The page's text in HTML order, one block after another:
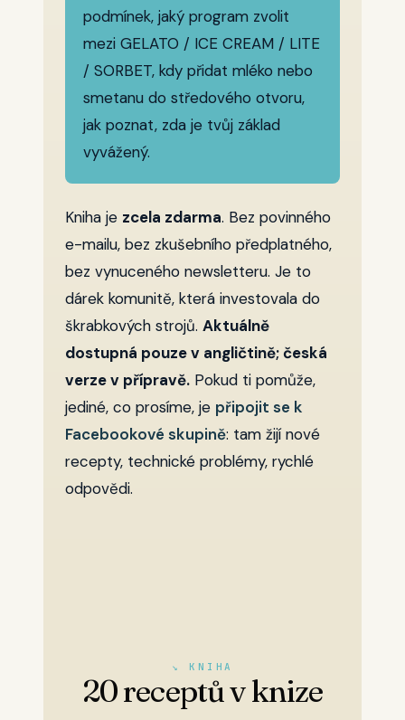
podmínek, jaký program zvolit
mezi GELATO / ICE CREAM / LITE
/ SORBET, kdy přidat mléko nebo
smetanu do středového otvoru,
jak poznat, zda je tvůj základ
vyvážený.
Kniha je zcela zdarma. Bez povinného
e-mailu, bez zkušebního předplatného,
bez vynuceného newsletteru. Je to
dárek komunitě, která investovala do
škrabkových strojů. Aktuálně
dostupná pouze v angličtině; česká
verze v přípravě. Pokud ti pomůže,
jediné, co prosíme, je připojit se k
Facebookové skupině: tam žijí nové
recepty, technické problémy, rychlé
odpovědi.
↘ KNIHA
20 receptů v knize